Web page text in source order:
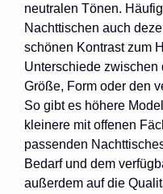
neutralen Tönen.
Nachttischen auch
schönen Kontrast zum
Unterschiede zwischen
Größe, Form oder den
So gibt es höhere
kleinere mit offenen
passenden
Bedarf und dem
außerdem auf die